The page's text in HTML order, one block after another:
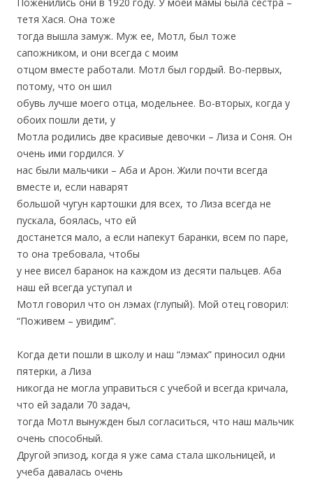
тетя Хася. Она тоже
тогда вышла замуж. Муж ее, Мотл, был тоже
сапожником, и они всегда с моим
отцом вместе работали. Мотл был гордый. Во-первых,
потому, что он шил
обувь лучше моего отца, модельнее. Во-вторых, когда у
обоих пошли дети, у
Мотла родились две красивые девочки – Лиза и Соня. Он
очень ими гордился. У
нас были мальчики – Аба и Арон. Жили почти всегда
вместе и, если наварят
большой чугун картошки для всех, то Лиза всегда не
пускала, боялась, что ей
достанется мало, а если напекут баранки, всем по паре,
то она требовала, чтобы
у нее висел баранок на каждом из десяти пальцев. Аба
наш ей всегда уступал и
Мотл говорил что он лэмах (глупый). Мой отец говорил:
“Поживем – увидим”.
Когда дети пошли в школу и наш “лэмах” приносил одни
пятерки, а Лиза
никогда не могла управиться с учебой и всегда кричала,
что ей задали 70 задач,
тогда Мотл вынужден был согласиться, что наш мальчик
очень способный.
Другой эпизод, когда я уже сама стала школьницей, и
учеба давалась очень